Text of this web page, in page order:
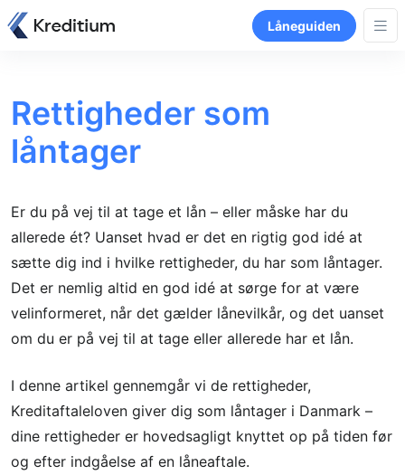
Låneguiden
Rettigheder som
låntager
Er du på vej til at tage et lån – eller måske har du
allerede ét? Uanset hvad er det en rigtig god idé at
sætte dig ind i hvilke rettigheder, du har som låntager.
Det er nemlig altid en god idé at sørge for at være
velinformeret, når det gælder lånevilkår, og det uanset
om du er på vej til at tage eller allerede har et lån.
I denne artikel gennemgår vi de rettigheder,
Kreditaftaleloven giver dig som låntager i Danmark –
dine rettigheder er hovedsagligt knyttet op på tiden før
og efter indgåelse af en låneaftale.